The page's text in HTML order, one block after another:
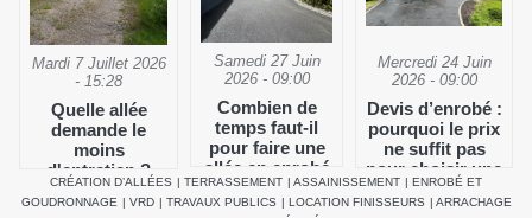
Mardi 7 Juillet 2026
- 15:28
Quelle allée
demande le
moins
d'entretien ?
Samedi 27 Juin
2026 - 09:00
Combien de
temps faut-il
pour faire une
allée en enrobé
?
Mercredi 24 Juin
2026 - 09:00
Devis d’enrobé :
pourquoi le prix
ne suffit pas
pour choisir une
entreprise
CRÉATION D’ALLÉES | TERRASSEMENT | ASSAINISSEMENT | ENROBÉ ET
GOUDRONNAGE | VRD | TRAVAUX PUBLICS | LOCATION FINISSEURS | ARRACHAGE